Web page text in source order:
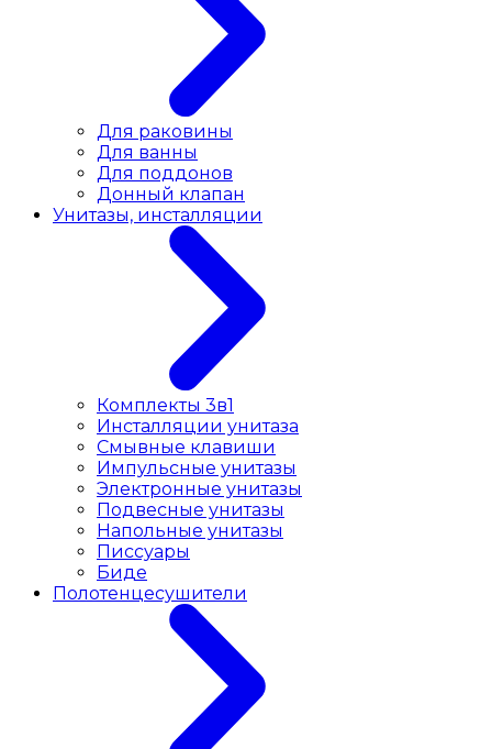
Для раковины
Для ванны
Для поддонов
Донный клапан
Унитазы, инсталляции
Комплекты 3в1
Инсталляции унитаза
Смывные клавиши
Импульсные унитазы
Электронные унитазы
Подвесные унитазы
Напольные унитазы
Писсуары
Биде
Полотенцесушители